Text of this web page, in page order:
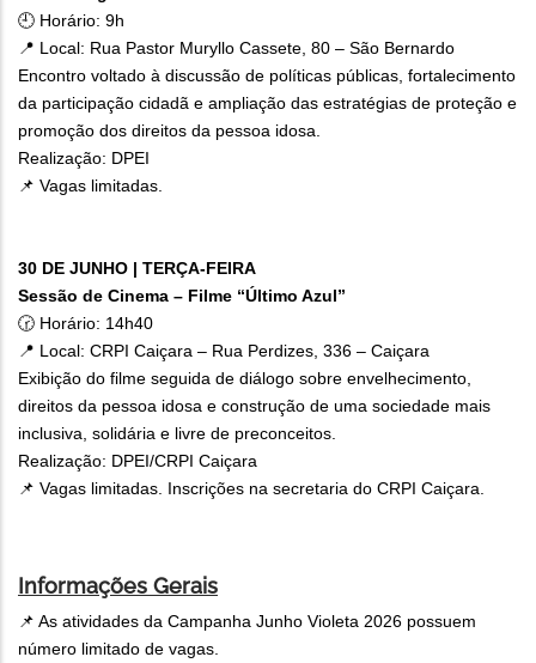
🕘 Horário: 9h
📍 Local: Rua Pastor Muryllo Cassete, 80 – São Bernardo
Encontro voltado à discussão de políticas públicas, fortalecimento
da participação cidadã e ampliação das estratégias de proteção e
promoção dos direitos da pessoa idosa.
Realização: DPEI
📌 Vagas limitadas.
30 DE JUNHO | TERÇA-FEIRA
Sessão de Cinema – Filme “Último Azul”
🕝 Horário: 14h40
📍 Local: CRPI Caiçara – Rua Perdizes, 336 – Caiçara
Exibição do filme seguida de diálogo sobre envelhecimento,
direitos da pessoa idosa e construção de uma sociedade mais
inclusiva, solidária e livre de preconceitos.
Realização: DPEI/CRPI Caiçara
📌 Vagas limitadas. Inscrições na secretaria do CRPI Caiçara.
Informações Gerais
📌 As atividades da Campanha Junho Violeta 2026 possuem
número limitado de vagas.